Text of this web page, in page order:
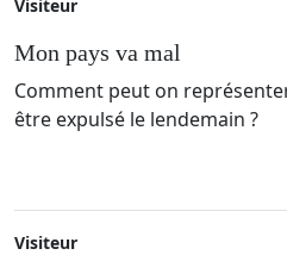
Visiteur
Mon pays va mal
Comment peut on
être expulsé le lendemain ?
Visiteur